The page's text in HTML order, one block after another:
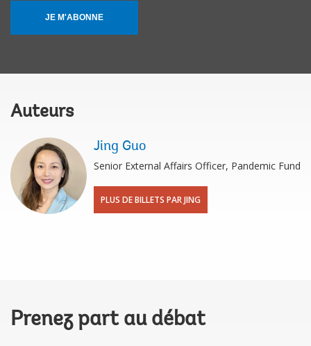
JE M'ABONNE
Auteurs
Jing Guo
Senior External Affairs Officer, Pandemic Fund
PLUS DE BILLETS PAR JING
Prenez part au débat